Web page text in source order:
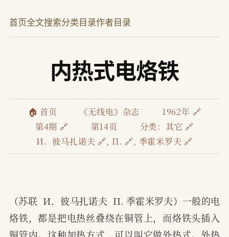
首页全文搜索分类目录作者目录
内热式电烙铁
🏠 首页 《无线电》杂志
1962年 🔗
第4期 🔗
第14页 分类： 其它 🔗
И．彼马扎诺夫 🔗, П. 🔗, 季霍米罗夫 🔗
（苏联  И．彼马扎诺夫  П. 季霍米罗夫）一般的电
烙铁，都是把电热丝叠绕在铜管上，而烙铁头插入
铜管内。这种加热方式，可以叫它做外热式。外热